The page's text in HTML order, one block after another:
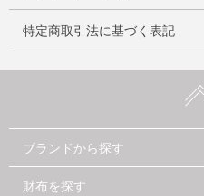
特定商取引法に基づく表記
ブランドから探す
財布を探す